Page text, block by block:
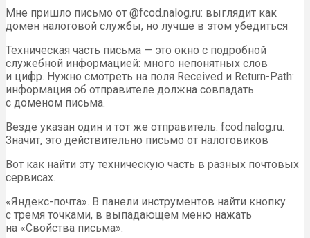
Мне пришло письмо от @fcod.nalog.ru: выглядит как
домен налоговой службы, но лучше в этом убедиться
Техническая часть письма — это окно с подробной
служебной информацией: много непонятных слов
и цифр. Нужно смотреть на поля Received и Return-Path:
информация об отправителе должна совпадать
с доменом письма.
Везде указан один и тот же отправитель: fcod.nalog.ru.
Значит, это действительно письмо от налоговиков
Вот как найти эту техническую часть в разных почтовых
сервисах.
«Яндекс-почта». В панели инструментов найти кнопку
с тремя точками, в выпадающем меню нажать
на «Свойства письма».